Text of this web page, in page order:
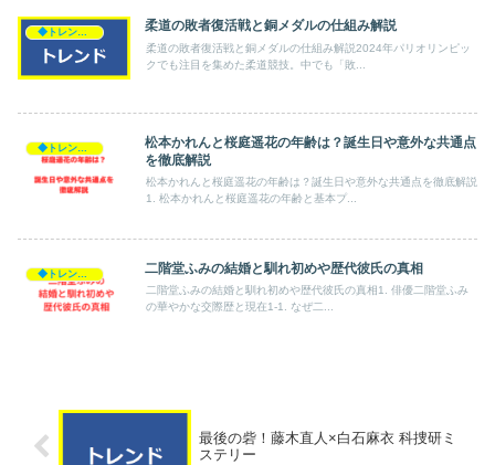
柔道の敗者復活戦と銅メダルの仕組み解説
柔道の敗者復活戦と銅メダルの仕組み解説2024年パリオリンピッ
クでも注目を集めた柔道競技。中でも「敗...
◆トレンド◆
松本かれんと桜庭遥花の年齢は？誕生日や意外な共通点
を徹底解説
松本かれんと桜庭遥花の年齢は？誕生日や意外な共通点を徹底解説
1. 松本かれんと桜庭遥花の年齢と基本プ...
◆トレンド◆ 二階堂ふみの結婚と馴れ初めや歴代彼氏の真相
二階堂ふみの結婚と馴れ初めや歴代彼氏の真相1. 俳優二階堂ふみ
の華やかな交際歴と現在1-1. なぜ二...
最後の砦！藤木直人×白石麻衣 科捜研ミ
ステリー